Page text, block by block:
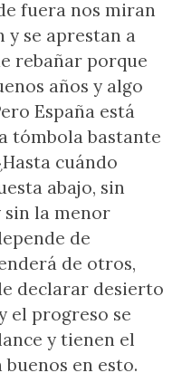
fuera nos miran
y se aprestan a
rebañar porque
años y algo
España está
tómbola bastante
cuándo
abajo, sin
sin la menor
de
de otros,
declarar desierto
el progreso se
y tienen el
en esto.